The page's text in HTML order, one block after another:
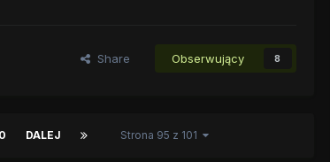
Share Obserwujący 8
DALEJ Strona 95 z 101